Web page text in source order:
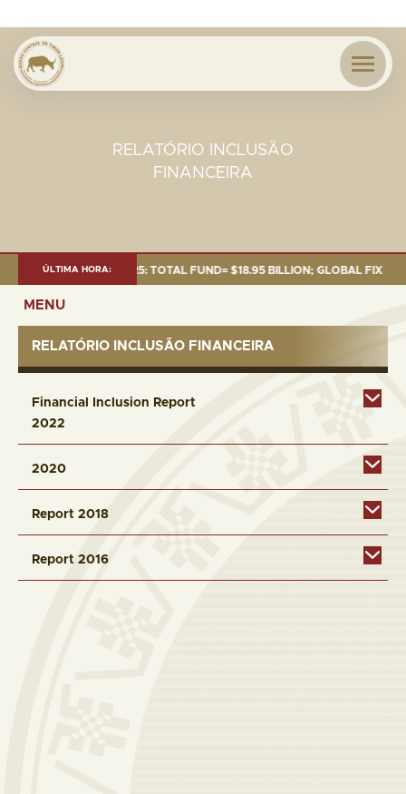
RELATÓRIO INCLUSÃO
FINANCEIRA
ÚLTIMA HORA:
AS OF 30 SEP. 2025: TOTAL FUND= $18.95 BILLION; GLOBAL FIXED
MENU
RELATÓRIO INCLUSÃO FINANCEIRA
Financial Inclusion Report
2022
2020
Report 2018
Report 2016